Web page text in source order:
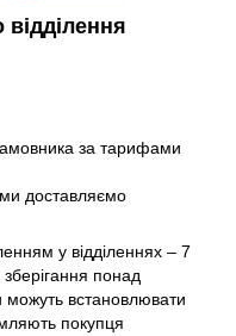
за тарифами
ми доставляємо
у відділеннях – 7
понад
можуть встановлювати
покупця